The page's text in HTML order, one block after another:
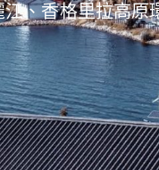
、香格里拉高原